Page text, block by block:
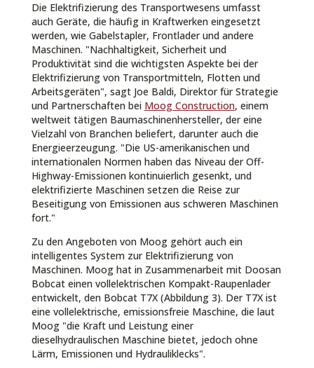
Die Elektrifizierung des Transportwesens umfasst
auch Geräte, die häufig in Kraftwerken eingesetzt
werden, wie Gabelstapler, Frontlader und andere
Maschinen. "Nachhaltigkeit, Sicherheit und
Produktivität sind die wichtigsten Aspekte bei der
Elektrifizierung von Transportmitteln, Flotten und
Arbeitsgeräten", sagt Joe Baldi, Direktor für Strategie
und Partnerschaften bei Moog Construction, einem
weltweit tätigen Baumaschinenhersteller, der eine
Vielzahl von Branchen beliefert, darunter auch die
Energieerzeugung. "Die US-amerikanischen und
internationalen Normen haben das Niveau der Off-
Highway-Emissionen kontinuierlich gesenkt, und
elektrifizierte Maschinen setzen die Reise zur
Beseitigung von Emissionen aus schweren Maschinen
fort."
Zu den Angeboten von Moog gehört auch ein
intelligentes System zur Elektrifizierung von
Maschinen. Moog hat in Zusammenarbeit mit Doosan
Bobcat einen vollelektrischen Kompakt-Raupenlader
entwickelt, den Bobcat T7X (Abbildung 3). Der T7X ist
eine vollelektrische, emissionsfreie Maschine, die laut
Moog "die Kraft und Leistung einer
dieselhydraulischen Maschine bietet, jedoch ohne
Lärm, Emissionen und Hydrauliklecks".